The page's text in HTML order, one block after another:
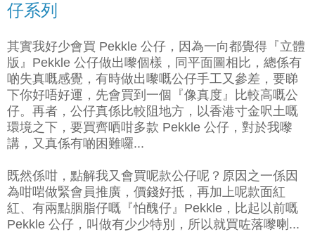
仔系列
其實我好少會買 Pekkle 公仔，因為一向都覺得『立體
版』Pekkle 公仔做出嚟個樣，同平面圖相比，總係有
啲失真嘅感覺，有時做出嚟嘅公仔手工又參差，要睇
下你好唔好運，先會買到一個『像真度』比較高嘅公
仔。再者，公仔真係比較阻地方，以香港寸金呎土嘅
環境之下，要買齊哂咁多款 Pekkle 公仔，對於我嚟
講，又真係有啲困難囉...
既然係咁，點解我又會買呢款公仔呢？原因之一係因
為咁啱做緊會員推廣，價錢好抵，再加上呢款面紅
紅、有兩點胭脂仔嘅『怕醜仔』Pekkle，比起以前嘅
Pekkle 公仔，叫做有少少特別，所以就買咗落嚟喇...